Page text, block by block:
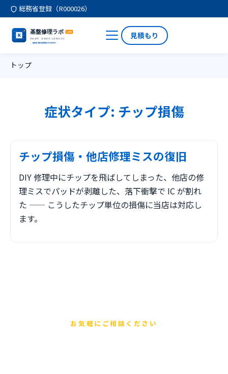
総務省登録（R000026）
見積もり
トップ
症状タイプ: チップ損傷
チップ損傷・他店修理ミスの復旧
DIY 修理中にチップを飛ばしてしまった、他店の修
理ミスでパッドが剥離した、落下衝撃で IC が割れ
た —— こうしたチップ単位の損傷に当店は対応し
ます。
お気軽にご相談ください